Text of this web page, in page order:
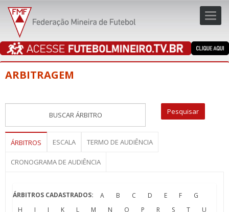
ARBITRAGEM
ÁRBITROS ESCALA TERMO DE AUDIÊNCIA
CRONOGRAMA DE AUDIÊNCIA
ÁRBITROS CADASTRADOS: A B C D E F
G
H
I J K L M N O P R S T
U